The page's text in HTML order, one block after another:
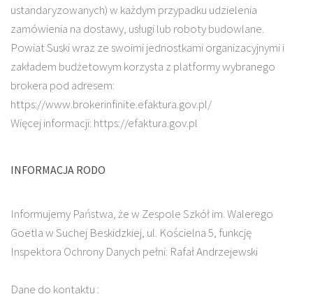
ustandaryzowanych) w każdym przypadku udzielenia
zamówienia na dostawy, usługi lub roboty budowlane.
Powiat Suski wraz ze swoimi jednostkami organizacyjnymi i
zakładem budżetowym korzysta z platformy wybranego
brokera pod adresem:
https://www.brokerinfinite.efaktura.gov.pl/
Więcej informacji: https://efaktura.gov.pl
INFORMACJA RODO
Informujemy Państwa, że w Zespole Szkół im. Walerego
Goetla w Suchej Beskidzkiej, ul. Kościelna 5, funkcję
Inspektora Ochrony Danych pełni: Rafał Andrzejewski
Dane do kontaktu :